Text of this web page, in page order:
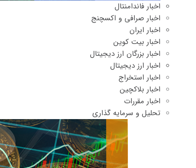
اخبار فاندامنتال
اخبار صرافی و اکسچنج
اخبار ایران
اخبار بیت کوین
اخبار بزرگان ارز دیجیتال
اخبار ارز دیجیتال
اخبار استخراج
اخبار بلاکچین
اخبار مقررات
تحلیل و سرمایه گذاری